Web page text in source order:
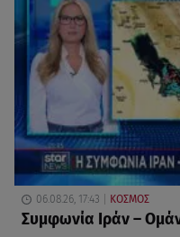
06.08.26, 17:43 ΚΟΣΜΟΣ
Συμφωνία Ιράν –